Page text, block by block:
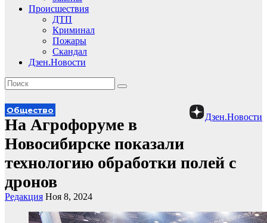
Происшествия
ДТП
Криминал
Пожары
Скандал
Дзен.Новости
Дзен.Новости
Общество
На Агрофоруме в
Новосибирске показали
технологию обработки полей с
дронов
Редакция Ноя 8, 2024